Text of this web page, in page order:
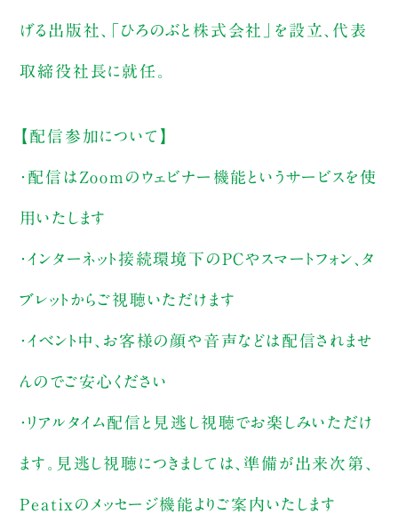
げる出版社、「ひろのぶと株式会社」を設立、代表
取締役社長に就任。
【配信参加について】
・配信はZoomのウェビナー機能というサービスを使
用いたします
・インターネット接続環境下のPCやスマートフォン、タ
ブレットからご視聴いただけます
・イベント中、お客様の顔や音声などは配信されませ
んのでご安心ください
・リアルタイム配信と見逃し視聴でお楽しみいただけ
ます。見逃し視聴につきましては、準備が出来次第、
Peatixのメッセージ機能よりご案内いたします